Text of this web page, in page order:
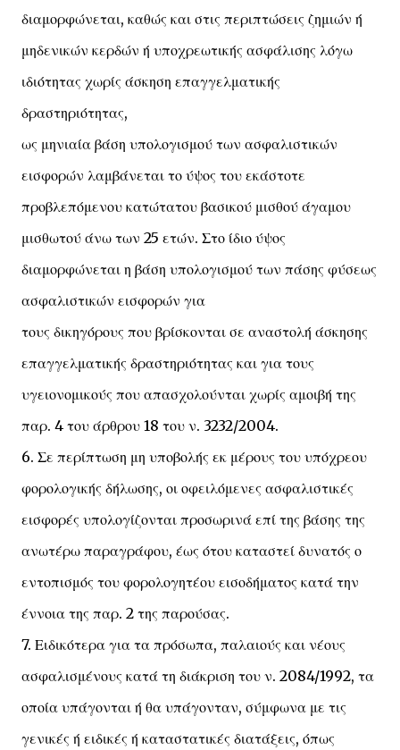
διαμορφώνεται, καθώς και στις περιπτώσεις ζημιών ή
μηδενικών κερδών ή υποχρεωτικής ασφάλισης λόγω
ιδιότητας χωρίς άσκηση επαγγελματικής
δραστηριότητας,
ως μηνιαία βάση υπολογισμού των ασφαλιστικών
εισφορών λαμβάνεται το ύψος του εκάστοτε
προβλεπόμενου κατώτατου βασικού μισθού άγαμου
μισθωτού άνω των 25 ετών. Στο ίδιο ύψος
διαμορφώνεται η βάση υπολογισμού των πάσης φύσεως
ασφαλιστικών εισφορών για
τους δικηγόρους που βρίσκονται σε αναστολή άσκησης
επαγγελματικής δραστηριότητας και για τους
υγειονομικούς που απασχολούνται χωρίς αμοιβή της
παρ. 4 του άρθρου 18 του ν. 3232/2004.
6. Σε περίπτωση μη υποβολής εκ μέρους του υπόχρεου
φορολογικής δήλωσης, οι οφειλόμενες ασφαλιστικές
εισφορές υπολογίζονται προσωρινά επί της βάσης της
ανωτέρω παραγράφου, έως ότου καταστεί δυνατός ο
εντοπισμός του φορολογητέου εισοδήματος κατά την
έννοια της παρ. 2 της παρούσας.
7. Ειδικότερα για τα πρόσωπα, παλαιούς και νέους
ασφαλισμένους κατά τη διάκριση του ν. 2084/1992, τα
οποία υπάγονται ή θα υπάγονταν, σύμφωνα με τις
γενικές ή ειδικές ή καταστατικές διατάξεις, όπως